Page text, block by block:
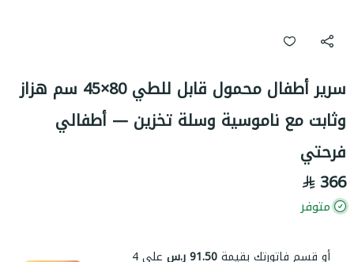
سرير أطفال محمول قابل للطي 80×45 سم هزاز
وثابت مع ناموسية وسلة تخزين — أطفالي
فرحتي
366
متوفر
أو قسم فاتورتك بقيمة91.50 ر.س على4